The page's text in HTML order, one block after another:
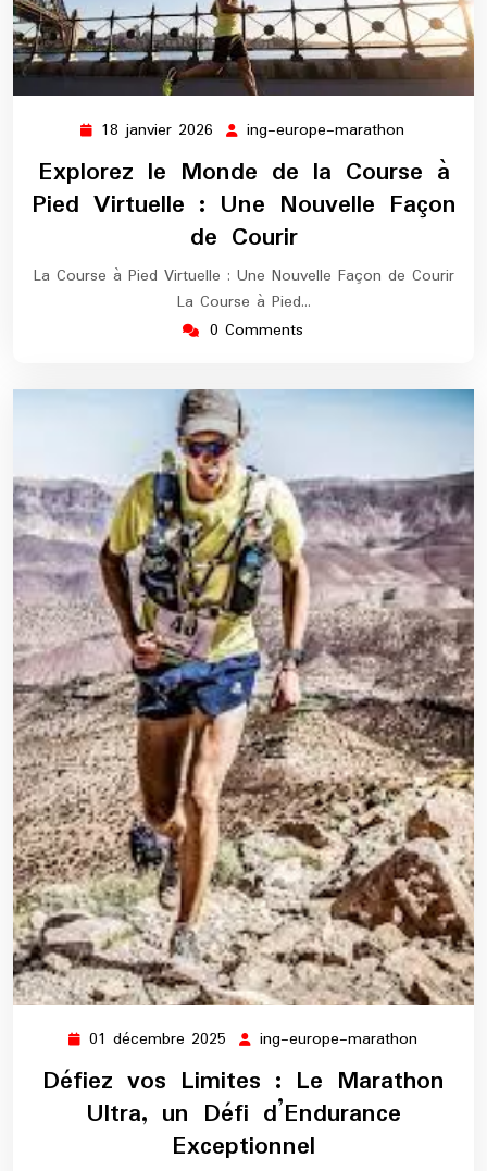
18 janvier 2026 18
janvier
2026
ing-europe-marathon
europe-
marathon
Explorez le Monde de la Course à
Pied Virtuelle : Une Nouvelle Façon
de Courir
La Course à Pied Virtuelle : Une Nouvelle Façon de Courir
La Course à Pied…
0 Comments
01 décembre 2025 01
décembre
2025
ing-europe-marathon
marathon
Défiez vos Limites : Le Marathon
Ultra, un Défi d’Endurance
Exceptionnel